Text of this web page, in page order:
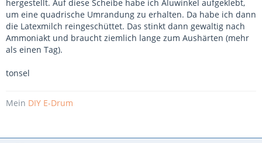
hergestellt. Auf diese Scheibe habe ich Aluwinkel aufgeklebt,
um eine quadrische Umrandung zu erhalten. Da habe ich dann
die Latexmilch reingeschüttet. Das stinkt dann gewaltig nach
Ammoniakt und braucht ziemlich lange zum Aushärten (mehr
als einen Tag).
tonsel
Mein DIY E-Drum